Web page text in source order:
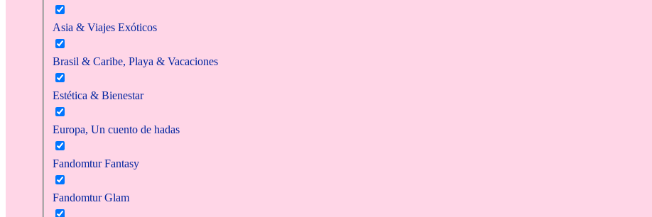
Asia & Viajes Exóticos
Brasil & Caribe, Playa & Vacaciones
Estética & Bienestar
Europa, Un cuento de hadas
Fandomtur Fantasy
Fandomtur Glam